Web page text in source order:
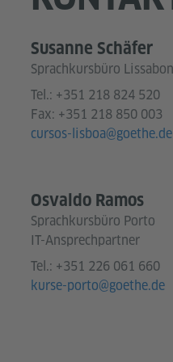
Susanne Schäfer
Sprachkursbüro Lissabon
Tel.: +351 218 824 520
Fax: +351 218 850 003
cursos-lisboa@goethe.de
Osvaldo Ramos
Sprachkursbüro Porto
IT-Ansprechpartner
Tel.: +351 226 061 660
kurse-porto@goethe.de